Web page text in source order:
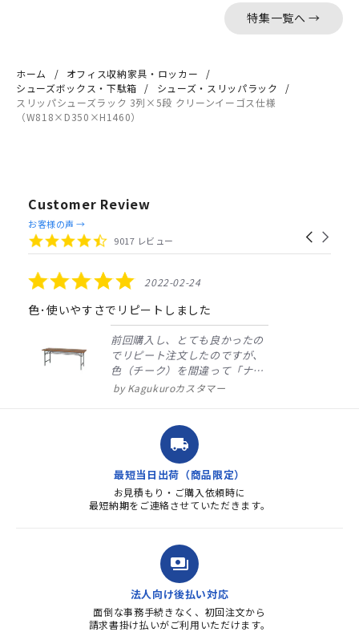
特集一覧へ →
ホーム
オフィス収納家具・ロッカー
シューズボックス・下駄箱
シューズ・スリッパラック
スリッパシューズラック 3列×5段 クリーンイーゴス仕様
（W818×D350×H1460）
Customer Review
Reviews
carousel
Carousel
4.4
star
9017 レビュー
お客様の声 →
5.0
star
rating
2022-02-24
色･使いやすさでリピートしました
前回購入し、とても良かったの
でリピート注文したのですが、
色（チーク）を間違って「ナチ
ュラル」としてしまいました。
ました。商品到着も早く、品
質・使いやすさで満足していま
す。また、リピートするときは
よろしくお...
Kagukuroカスタマー
local_shipping
最短当日出荷（商品限定）
お見積もり・ご購入依頼時に
最短納期をご連絡させていただきます。
payments
法人向け後払い対応
面倒な事務手続きなく、初回注文から
請求書掛け払いがご利用いただけます。